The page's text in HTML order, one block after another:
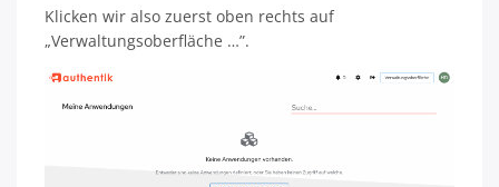
Klicken wir also zuerst oben rechts auf
„Verwaltungsoberfläche …”.